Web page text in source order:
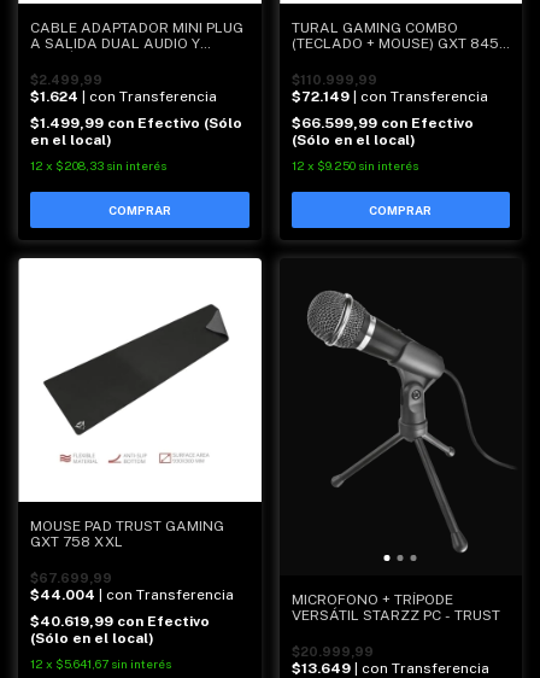
CABLE ADAPTADOR MINI PLUG
A SALIDA DUAL AUDIO Y
$2.499,99
$1.624
| con Transferencia
$1.499,99 con Efectivo (Sólo
en el local)
12 x $208,33 sin interés
TURAL GAMING COMBO
(TECLADO + MOUSE) GXT 845 -
$110.999,99
$72.149
| con Transferencia
$66.599,99 con Efectivo
(Sólo en el local)
12 x $9.250 sin interés
MOUSE PAD TRUST GAMING
GXT 758 XXL
$67.699,99
$44.004 | con Transferencia
$40.619,99 con Efectivo
(Sólo en el local)
12 x $5.641,67 sin interés
MICROFONO + TRÍPODE
VERSÁTIL STARZZ PC - TRUST
$20.999,99
$13.649 | con Transferencia